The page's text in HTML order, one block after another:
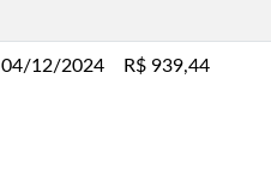
04/12/2024 R$ 939,44